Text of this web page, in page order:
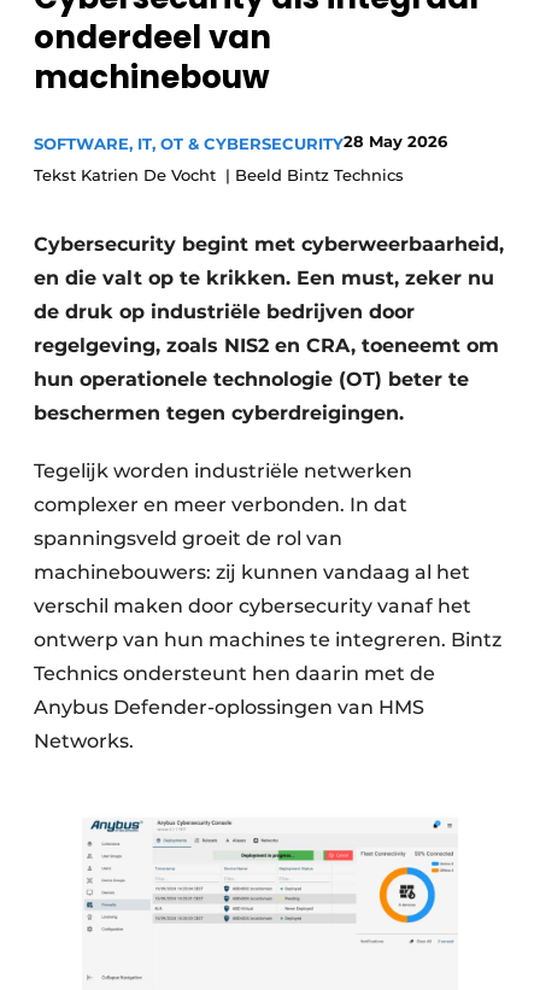
Privacy / Cookie statement
Vacature aanmelden
Video’s
onderdeel van
machinebouw
SOFTWARE, IT, OT & CYBERSECURITY28 May 2026
Tekst Katrien De Vocht | Beeld Bintz Technics
Cybersecurity begint met cyberweerbaarheid,
en die valt op te krikken. Een must, zeker nu
de druk op industriële bedrijven door
regelgeving, zoals NIS2 en CRA, toeneemt om
hun operationele technologie (OT) beter te
beschermen tegen cyberdreigingen.
Tegelijk worden industriële netwerken
complexer en meer verbonden. In dat
spanningsveld groeit de rol van
machinebouwers: zij kunnen vandaag al het
verschil maken door cybersecurity vanaf het
ontwerp van hun machines te integreren. Bintz
Technics ondersteunt hen daarin met de
Anybus Defender-oplossingen van HMS
Networks.